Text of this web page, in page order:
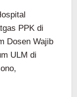
PPK di
Dosen Wajib
ULM di